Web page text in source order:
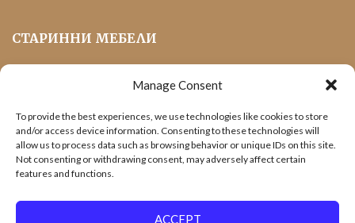
Manage Consent
To provide the best experiences, we use technologies like cookies to store
and/or access device information. Consenting to these technologies will
allow us to process data such as browsing behavior or unique IDs on this site.
Not consenting or withdrawing consent, may adversely affect certain
features and functions.
ACCEPT
СТАРИННИ МЕБЕЛИ
Трапезни маси и столове
Шкафове и витрини